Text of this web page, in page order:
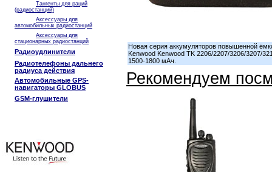
Тангенты для раций
(радиостанций)
Аксессуары для
автомобильных радиостанций
Аксессуары для
стационарных радиостанций
Радиоудлинители
Радиотелефоны дальнего
радиуса действия
Автомобильные GPS-
навигаторы GLOBUS
GSM-глушители
Новая серия аккумуляторов повышенной
Kenwood Kenwood TK 2206/2207/3206/3207/
1500-1800 мАч.
Рекомендуем